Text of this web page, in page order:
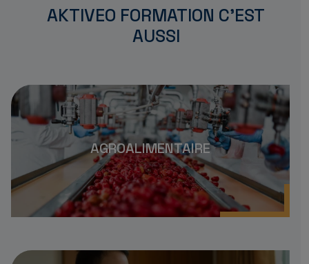
AKTIVEO FORMATION C'EST
AUSSI
AGROALIMENTAIRE